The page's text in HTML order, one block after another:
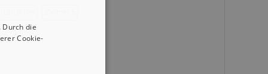
die
Cookie-